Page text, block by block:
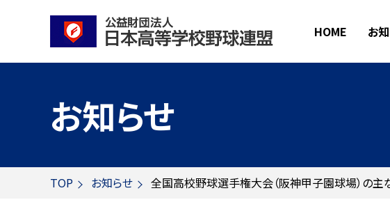
HOME お
お知らせ
TOP お知らせ 全国高校野球選手権大会（阪神甲子園球場）の主